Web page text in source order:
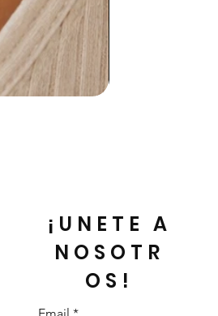
¡UNETE A
NOSOTR
OS!